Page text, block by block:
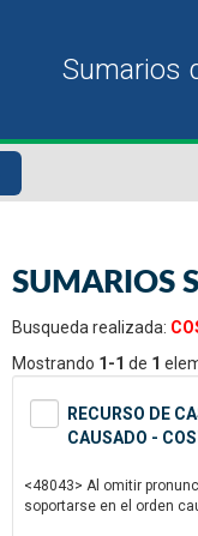
SUMARIOS
Busqueda realizada:
Mostrando 1-1 de 1
RECURSO DE
CAUSADO -
<48043> Al omitir
soportarse en el orden